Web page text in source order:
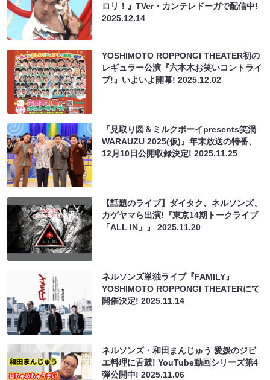
ロリ！』TVer・カンテレドーガで配信中!
2025.12.14
YOSHIMOTO ROPPONGI THEATER初の
レギュラー公演『六本木お笑いコントライ
ブ!』いよいよ開幕!2025.12.02
『見取り図＆ミルクボーイpresents笑渦
WARAUZU 2025(仮)』年末放送の特番、
12月10日公開収録決定!2025.11.25
【話題のライブ】ダイタク、ネルソンズ、
カゲヤマら出演!『東京14期トークライブ
「ALL IN」』2025.11.20
ネルソンズ単独ライブ『FAMILY』
YOSHIMOTO ROPPONGI THEATERにて
開催決定!2025.11.14
ネルソンズ・和田まんじゅう 愛媛のジビ
エ料理に舌鼓! YouTube動画シリーズ第4
弾公開中!2025.11.06